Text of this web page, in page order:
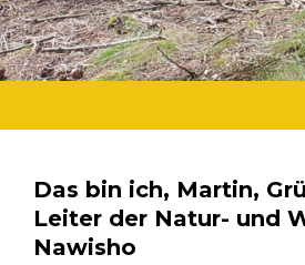
Das bin ich, Martin,
Leiter der Natur- und
Nawisho